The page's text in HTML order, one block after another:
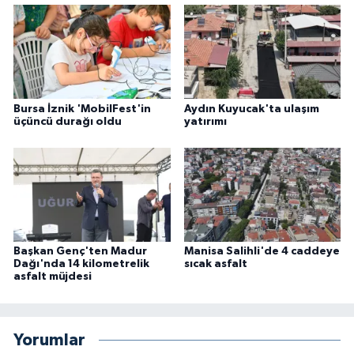
Bursa İznik 'MobilFest'in
üçüncü durağı oldu
Aydın Kuyucak'ta ulaşım
yatırımı
Başkan Genç'ten Madur
Dağı'nda 14 kilometrelik
asfalt müjdesi
Manisa Salihli'de 4 caddeye
sıcak asfalt
Yorumlar